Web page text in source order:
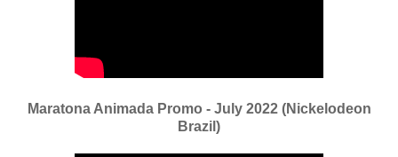
Maratona Animada Promo - July 2022 (Nickelodeon
Brazil)